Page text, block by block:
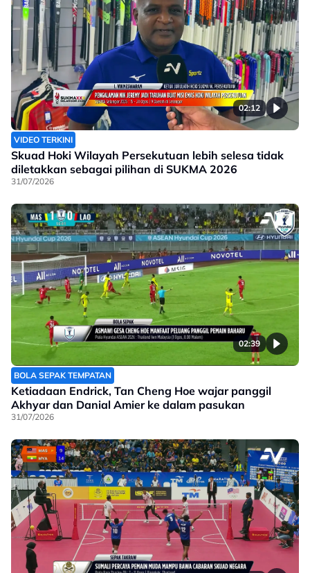
02:12
VIDEO TERKINI
Skuad Hoki Wilayah Persekutuan lebih selesa tidak
diletakkan sebagai pilihan di SUKMA 2026
31/07/2026
02:39
BOLA SEPAK TEMPATAN
Ketiadaan Endrick, Tan Cheng Hoe wajar panggil
Akhyar dan Danial Amier ke dalam pasukan
31/07/2026